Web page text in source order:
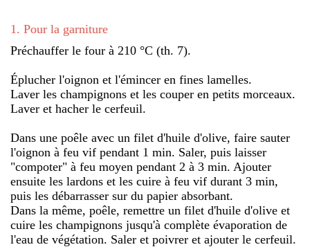
1 . Pour la garniture
Préchauffer le four à 210 °C (th. 7).
Éplucher l'oignon et l'émincer en fines lamelles.
Laver les champignons et les couper en petits morceaux.
Laver et hacher le cerfeuil.
Dans une poêle avec un filet d'huile d'olive, faire sauter
l'oignon à feu vif pendant 1 min. Saler, puis laisser
"compoter" à feu moyen pendant 2 à 3 min. Ajouter
ensuite les lardons et les cuire à feu vif durant 3 min,
puis les débarrasser sur du papier absorbant.
Dans la même, poêle, remettre un filet d'huile d'olive et
cuire les champignons jusqu'à complète évaporation de
l'eau de végétation. Saler et poivrer et ajouter le cerfeuil.